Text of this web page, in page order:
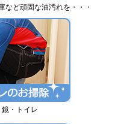
など頑固な油汚れを・・・
・トイレ